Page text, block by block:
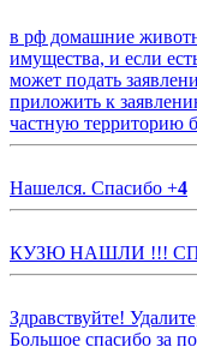
в рф домашние
имущества, и если
может подать
приложить к
частную территорию
Нашелся. Спасибо +4
КУЗЮ НАШЛИ !!!
Здравствуйте!
Большое спасибо за